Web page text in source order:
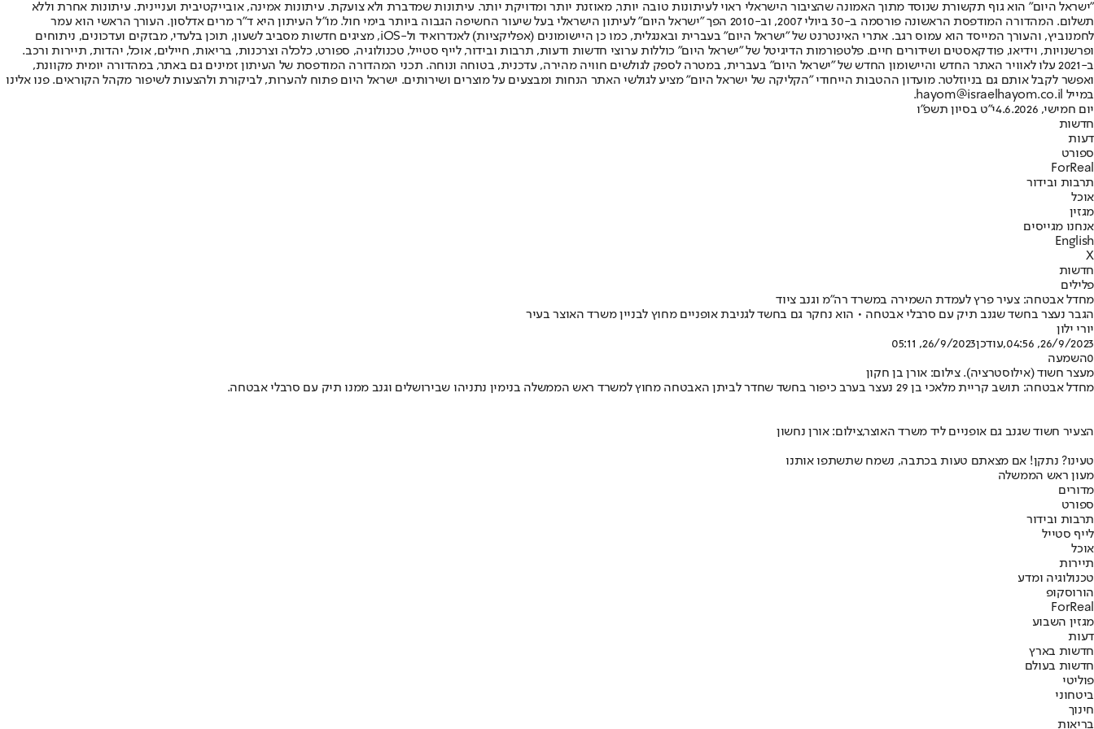
"ישראל היום" הוא גוף תקשורת שנוסד מתוך האמונה שהציבור הישראלי ראוי לעיתונות טובה יותר, מאוזנת יותר ומדויקת יותר. עיתונות שמדברת ולא צועקת. עיתונות אמינה, אובייקטיבית ועניינית. עיתונות אחרת וללא
תשלום. המהדורה המודפסת הראשונה פורסמה ב-30 ביולי 2007, וב-2010 הפך "ישראל היום" לעיתון הישראלי בעל שיעור החשיפה הגבוה ביותר בימי חול. מו"ל העיתון היא ד"ר מרים אדלסון. העורך הראשי הוא עמר
לחמנוביץ, והעורך המייסד הוא עמוס רגב. אתרי האינטרנט של "ישראל היום" בעברית ובאנגלית, כמו כן היישומונים (אפליקציות) לאנדרואיד ול-iOS, מציגים חדשות מסביב לשעון, תוכן בלעדי, מבזקים ועדכונים, ניתוחים
ופרשנויות, וידיאו, פודקאסטים ושידורים חיים. פלטפורמות הדיגיטל של "ישראל היום" כוללות ערוצי חדשות ודעות, תרבות ובידור, לייף סטייל, טכנולוגיה, ספורט, כלכלה וצרכנות, בריאות, חיילים, אוכל, יהדות, תיירות ורכב.
ב-2021 עלו לאוויר האתר החדש והיישומון החדש של "ישראל היום" בעברית, במטרה לספק לגולשים חוויה מהירה, עדכנית, בטוחה ונוחה. תכני המהדורה המודפסת של העיתון זמינים גם באתר, במהדורה יומית מקוונת,
ואפשר לקבל אותם גם בניוזלטר. מועדון ההטבות הייחודי "הקליקה של ישראל היום" מציע לגולשי האתר הנחות ומבצעים על מוצרים ושירותים. ישראל היום פתוח להערות, לביקורת ולהצעות לשיפור מקהל הקוראים. פנו אלינו
במייל hayom@israelhayom.co.il.
יום חמישי, 4.6.2026
י"ט בסיון תשפ"ו
חדשות
דעות
ספורט
ForReal
תרבות ובידור
אוכל
מגזין
אנחנו מגייסים
English
X
חדשות
פלילים
מחדל אבטחה: צעיר פרץ לעמדת השמירה במשרד רה"מ וגנב ציוד
הגבר נעצר בחשד שגנב תיק עם סרבלי אבטחה • הוא נחקר גם בחשד לגניבת אופניים מחוץ לבניין משרד האוצר בעיר
יורי ילון
26/9/2023, 04:56
,עודכן26/9/2023, 05:11
0השמעה
מעצר חשוד (אילוסטרציה). צילום: אורן בן חקון
מחדל אבטחה: תושב קריית מלאכי בן 29 נעצר בערב כיפור בחשד שחדר לביתן האבטחה מחוץ למשרד ראש הממשלה בנימין נתניהו שבירושלים וגנב ממנו תיק עם סרבלי אבטחה.
הצעיר חשוד שגנב גם אופניים ליד משרד האוצר,צילום: אורן נחשון
טעינו? נתקן! אם מצאתם טעות בכתבה, נשמח שתשתפו אותנו
מעון ראש הממשלה
מדורים
ספורט
תרבות ובידור
לייף סטייל
אוכל
תיירות
טכנולוגיה ומדע
הורוסקופ
ForReal
מגזין השבוע
דעות
חדשות בארץ
חדשות בעולם
פוליטי
ביטחוני
חינוך
בריאות